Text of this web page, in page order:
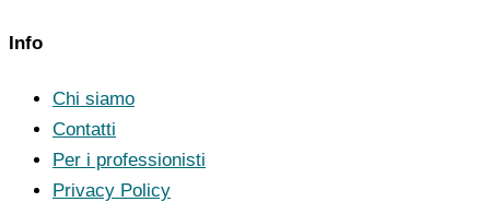
Info
Chi siamo
Contatti
Per i professionisti
Privacy Policy